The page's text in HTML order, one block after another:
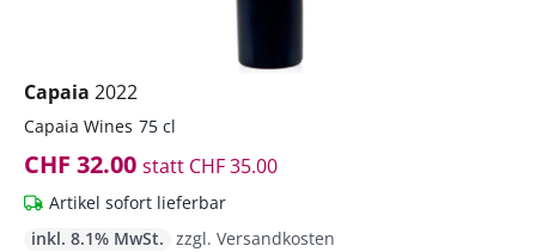
Capaia 2022
Capaia Wines 75 cl
CHF 32.00 statt CHF 35.00
Artikel sofort lieferbar
inkl. 8.1% MwSt. zzgl. Versandkosten